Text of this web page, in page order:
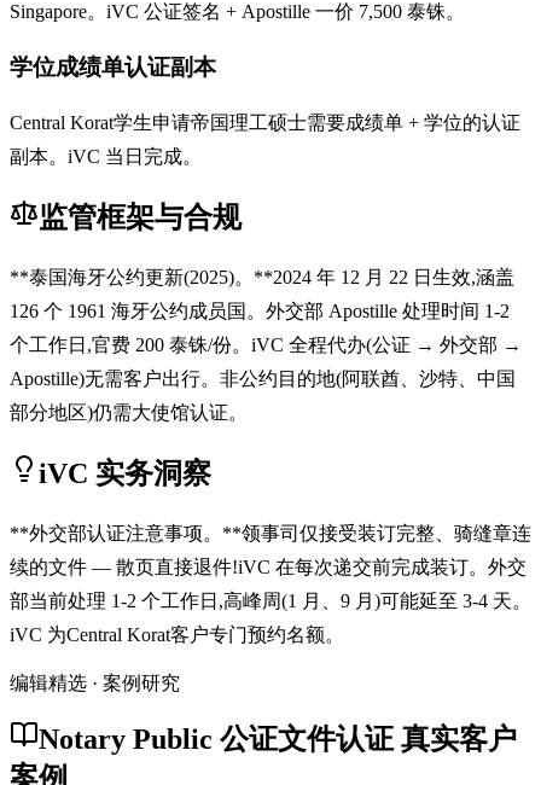
Singapore。iVC 公证签名 + Apostille 一价 7,500 泰铢。
学位成绩单认证副本
Central Korat学生申请帝国理工硕士需要成绩单 + 学位的认证
副本。iVC 当日完成。
监管框架与合规
**泰国海牙公约更新(2025)。**2024 年 12 月 22 日生效,涵盖
126 个 1961 海牙公约成员国。外交部 Apostille 处理时间 1-2
个工作日,官费 200 泰铢/份。iVC 全程代办(公证 → 外交部 →
Apostille)无需客户出行。非公约目的地(阿联酋、沙特、中国
部分地区)仍需大使馆认证。
iVC 实务洞察
**外交部认证注意事项。**领事司仅接受装订完整、骑缝章连
续的文件 — 散页直接退件!iVC 在每次递交前完成装订。外交
部当前处理 1-2 个工作日,高峰周(1 月、9 月)可能延至 3-4 天。
iVC 为Central Korat客户专门预约名额。
编辑精选 · 案例研究
Notary Public 公证文件认证 真实客户
案例